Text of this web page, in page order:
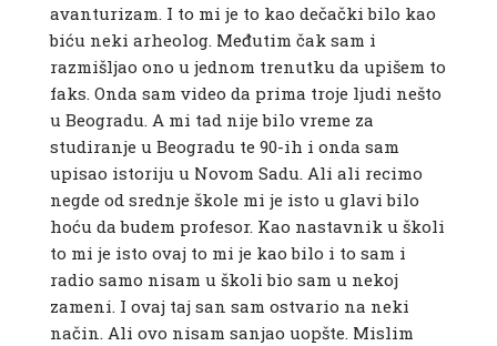
avanturizam. I to mi je to kao dečački bilo kao
biću neki arheolog. Međutim čak sam i
razmišljao ono u jednom trenutku da upišem to
faks. Onda sam video da prima troje ljudi nešto
u Beogradu. A mi tad nije bilo vreme za
studiranje u Beogradu te 90-ih i onda sam
upisao istoriju u Novom Sadu. Ali ali recimo
negde od srednje škole mi je isto u glavi bilo
hoću da budem profesor. Kao nastavnik u školi
to mi je isto ovaj to mi je kao bilo i to sam i
radio samo nisam u školi bio sam u nekoj
zameni. I ovaj taj san sam ostvario na neki
način. Ali ovo nisam sanjao uopšte. Mislim